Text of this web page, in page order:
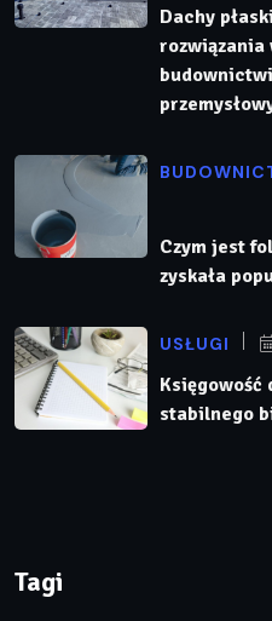
Dachy
rozwiązania
Czym jest
zyskała
USŁUGI
Księgowość
stabilnego
Tagi